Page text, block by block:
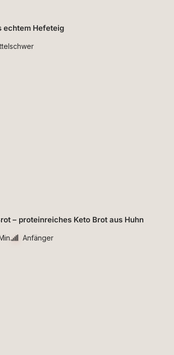
echtem Hefeteig
– proteinreiches Keto Brot aus Huhn
Anfänger